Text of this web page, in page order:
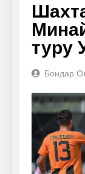
туру
Бондар